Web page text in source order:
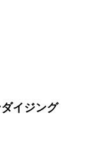
イジング